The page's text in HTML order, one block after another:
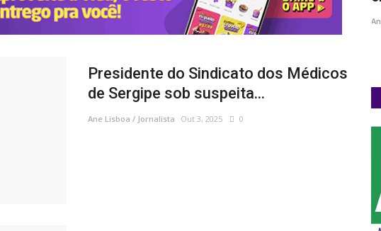
Presidente do Sindicato dos Médicos
de Sergipe sob suspeita...
Ane Lisboa / Jornalista Out 3, 2025 0
0
Mulheres...